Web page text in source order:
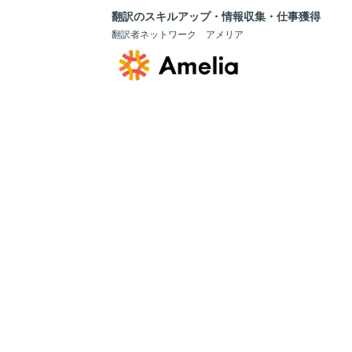
翻訳のスキルアップ・情報収集・仕事獲得
翻訳者ネットワーク アメリア